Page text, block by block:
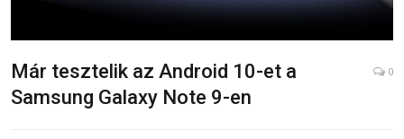
Már tesztelik az Android 10-et a
Samsung Galaxy Note 9-en
0